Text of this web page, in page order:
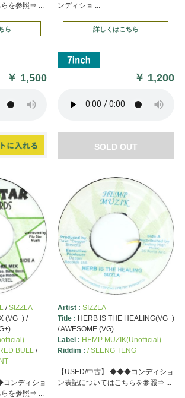
らを参照⇒ ...
ら
￥ 1,500
ンディショ ...
詳しくはこちら
￥ 1,200
SOLD OUT
/SIZZLA
(VG+) /
BULL/
ンディショ
らを参照⇒ ...
Artist : SIZZLA
Title : HERB IS THE HEALING(VG+)
/ AWESOME (VG)
Label : HEMP MUZIK(Unofficial)
Riddim : / SLENG TENG
【USED/中古】 ◆◆◆コンディショ
ン表記についてはこちらを参照⇒ ...